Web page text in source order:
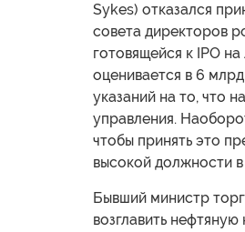
Sykes) отказался
совета директоров
готовящейся к IPO
оценивается в 6
указаний на то, что
управления.
чтобы принять это
высокой должности
Бывший министр
возглавить